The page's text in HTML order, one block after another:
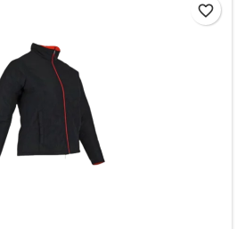
favorite_border